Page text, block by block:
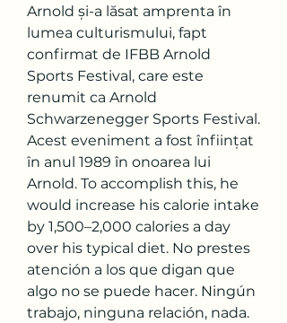
Arnold și-a lăsat amprenta în
lumea culturismului, fapt
confirmat de IFBB Arnold
Sports Festival, care este
renumit ca Arnold
Schwarzenegger Sports Festival.
Acest eveniment a fost înființat
în anul 1989 în onoarea lui
Arnold. To accomplish this, he
would increase his calorie intake
by 1,500–2,000 calories a day
over his typical diet. No prestes
atención a los que digan que
algo no se puede hacer. Ningún
trabajo, ninguna relación, nada.